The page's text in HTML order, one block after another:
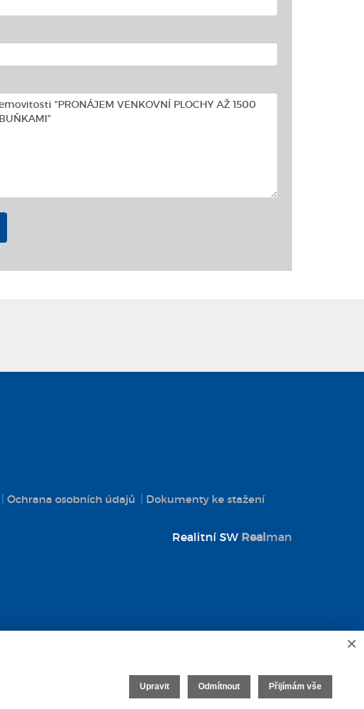
Ochrana osobních údajů Dokumenty ke stažení
Realitní SW Realman
×
Upravit Odmítnout Přijímám vše